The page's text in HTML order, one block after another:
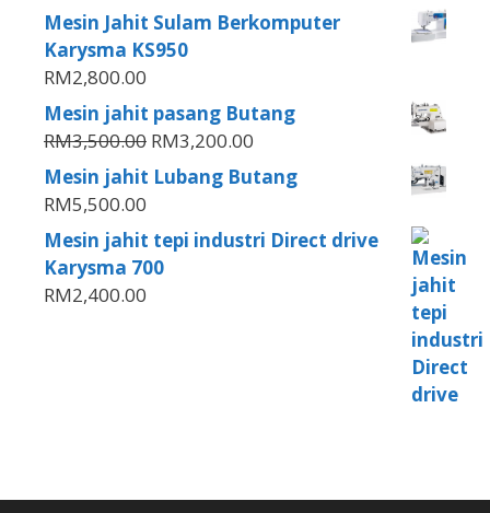
Mesin Jahit Sulam Berkomputer
Karysma KS950
RM2,800.00
Mesin jahit pasang Butang
RM3,500.00 RM3,200.00
Mesin jahit Lubang Butang
RM5,500.00
Mesin jahit tepi industri Direct drive
Karysma 700
RM2,400.00